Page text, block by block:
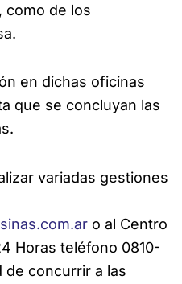
como de los
en dichas oficinas
que se concluyan las
variadas gestiones
o al Centro
Horas teléfono 0810-
de concurrir a las